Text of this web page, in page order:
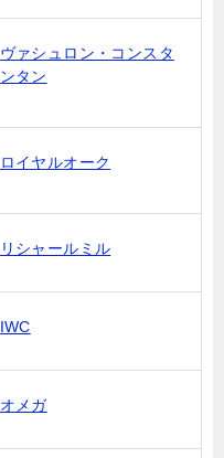
ヴァシュロン・コンスタ
ンタン
ロイヤルオーク
リシャールミル
IWC
オメガ